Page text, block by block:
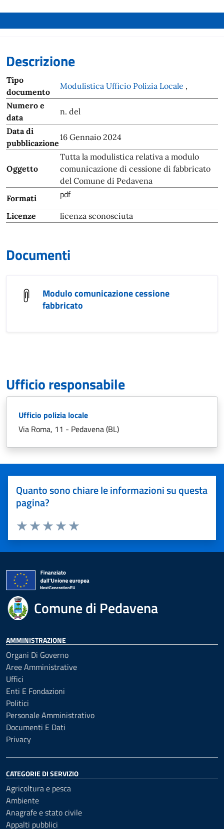
Descrizione
Tipo
documento
Modulistica Ufficio Polizia Locale ,
Numero e
data
n. del
Data di
pubblicazione
16 Gennaio 2024
Oggetto
Tutta la modulistica relativa a modulo
comunicazione di cessione di fabbricato
del Comune di Pedavena
Formati
pdf
Licenze licenza sconosciuta
Documenti
Modulo comunicazione cessione
fabbricato
Ufficio responsabile
Ufficio polizia locale
Via Roma, 11 - Pedavena (BL)
Quanto sono chiare le informazioni su questa
pagina?
Valuta 5 stelle su 5
Valuta 4 stelle su 5
Valuta 3 stelle su 5
Valuta 2 stelle su 5
Valuta 1 stelle su 5
Comune di Pedavena
AMMINISTRAZIONE
Organi Di Governo
Aree Amministrative
Uffici
Enti E Fondazioni
Politici
Personale Amministrativo
Documenti E Dati
Privacy
CATEGORIE DI SERVIZIO
Agricoltura e pesca
Ambiente
Anagrafe e stato civile
Appalti pubblici